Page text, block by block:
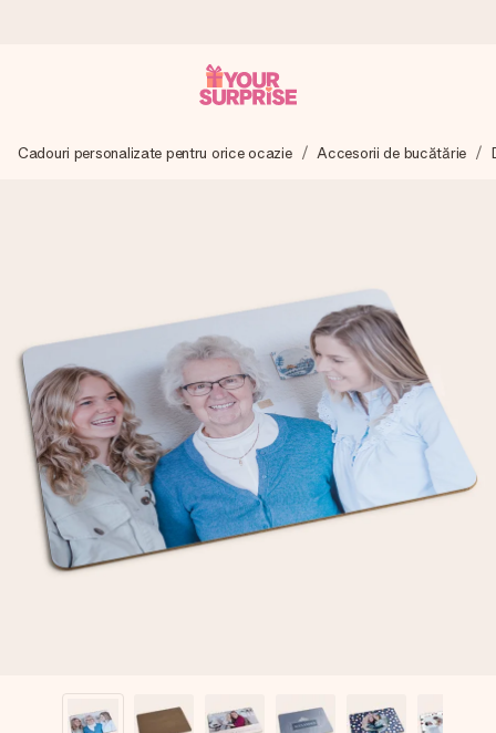
Îți alcătuim cadoul cu grijă și îl trimitem îndată spre tine -
4,8 (bazat pe +15.000 de recenzii)
Cadourile noastre inspiră. Clienții ne oferă nota 4,8 pe
Google Reviews.
Felicitare gratuită
Creează ceva unic în doar câțiva pași - cu numele ei,
fotografia ta sau un mesaj din suflet. Fără bătăi de cap,
doar bucură-te de moment.
Cadouri personalizate pentru orice ocazie Accesorii de bucătărie